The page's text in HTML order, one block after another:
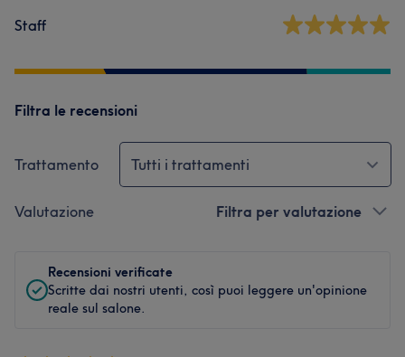
Staff
Filtra le recensioni
Trattamento Tutti i trattamenti
Valutazione Filtra per valutazione
Recensioni verificate
Scritte dai nostri utenti, così puoi leggere un'opinione
reale sul salone.